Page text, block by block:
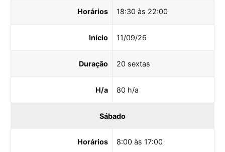
Horários 18:30 às 22:00
Início 11/09/26
Duração 20 sextas
H/a 80 h/a
Sábado
Horários 8:00 às 17:00